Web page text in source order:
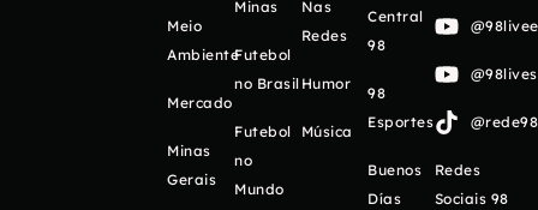
Meio
Ambiente
Mercado
Minas
Gerais
Minas
Futebol
no Brasil
Futebol
no
Mundo
Nas
Redes
Humor
Música
Central
98
98
Esportes
Buenos
Días
Redes
Sociais 98